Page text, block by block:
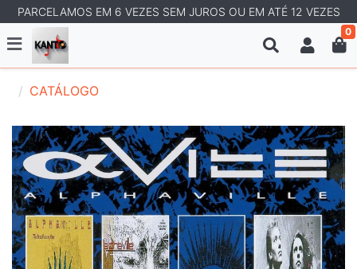
PARCELAMOS EM 6 VEZES SEM JUROS OU EM ATÉ 12 VEZES
0
CATÁLOGO